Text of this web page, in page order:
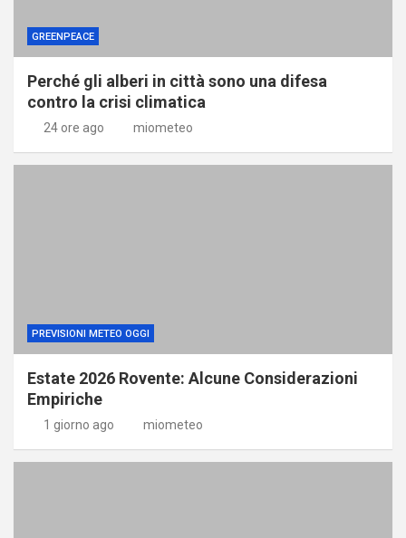
GREENPEACE
Perché gli alberi in città sono una difesa
contro la crisi climatica
24 ore ago miometeo
PREVISIONI METEO OGGI
Estate 2026 Rovente: Alcune Considerazioni
Empiriche
1 giorno ago miometeo